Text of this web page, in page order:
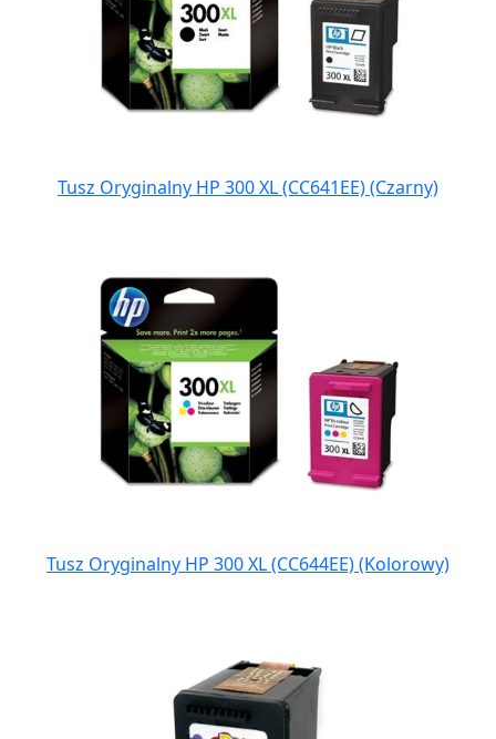
Tusz Oryginalny HP 300 XL (CC641EE) (Czarny)
Tusz Oryginalny HP 300 XL (CC644EE) (Kolorowy)